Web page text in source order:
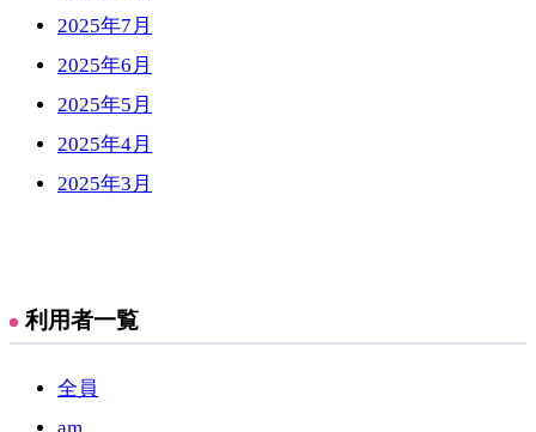
2025年7月
2025年6月
2025年5月
2025年4月
2025年3月
利用者一覧
全員
am